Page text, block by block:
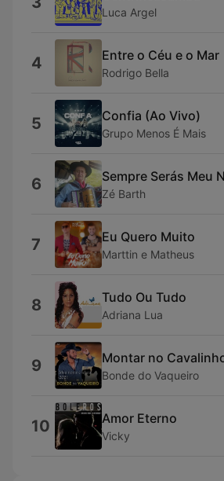
Luca Argel
4 Entre o Céu e o Mar
Rodrigo Bella
5 Confia (Ao Vivo)
Grupo Menos É Mais
6 Sempre Serás Meu
Zé Barth
7 Eu Quero Muito
Marttin e Matheus
8 Tudo Ou Tudo
Adriana Lua
9 Montar no
Bonde do Vaqueiro
10 Amor Eterno
Vicky